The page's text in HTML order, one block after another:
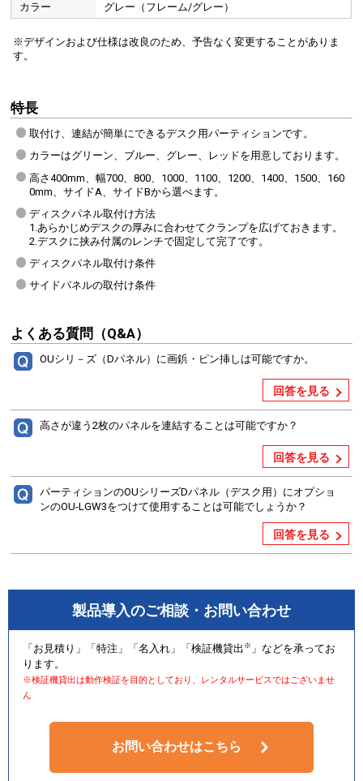
カラー
グレー（フレーム/グレー）
※デザインおよび仕様は改良のため、予告なく変更することがありま
す。
特長
取付け、連結が簡単にできるデスク用パーティションです。
カラーはグリーン、ブルー、グレー、レッドを用意しております。
高さ400mm、幅700、800、1000、1100、1200、1400、1500、160
0mm、サイドA、サイドBから選べます。
ディスクパネル取付け方法
1.あらかじめデスクの厚みに合わせてクランプを広げておきます。
2.デスクに挟み付属のレンチで固定して完了です。
ディスクパネル取付け条件
サイドパネルの取付け条件
よくある質問（Q&A）
OUシリ－ズ（Dパネル）に画鋲・ピン挿しは可能ですか。
回答を見る
高さが違う2枚のパネルを連結することは可能ですか？
回答を見る
パーティションのOUシリーズDパネル（デスク用）にオプショ
ンのOU-LGW3をつけて使用することは可能でしょうか？
回答を見る
製品導入のご相談・お問い合わせ
「お見積り」「特注」「名入れ」「検証機貸出 ※ 」などを承ってお
ります。
※検証機貸出は動作検証を目的としており、レンタルサービスではございませ
ん
お問い合わせはこちら